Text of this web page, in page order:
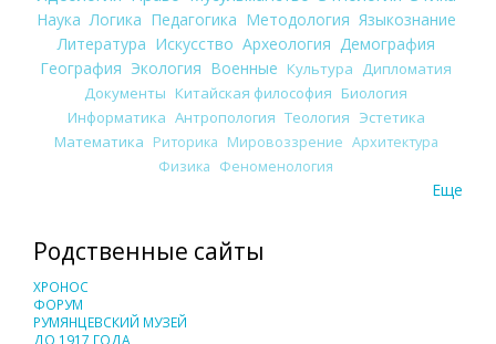
Наука Логика Педагогика Методология Языкознание
Литература Искусство Археология Демография
География Экология Военные Культура
Дипломатия
Документы Китайская философия Биология
Информатика Антропология Теология Эстетика
Математика Риторика Мировоззрение Архитектура
Физика Феноменология
Еще
Родственные сайты
ХРОНОС
ФОРУМ
РУМЯНЦЕВСКИЙ МУЗЕЙ
ДО 1917 ГОДА